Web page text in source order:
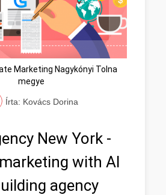
Marketing Nagykónyi Tolna
megye
Írta: Kovács Dorina
New York -
with AI
agency